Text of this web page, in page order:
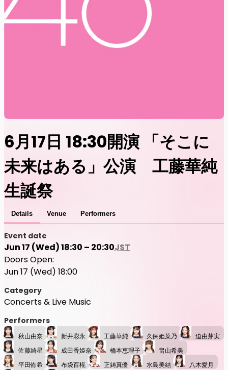
6月17日 18:30開演 「そこに
未来はある」公演 工藤華純
生誕祭
Details Venue Performers
Event date
Jun 17 (Wed) 18:30 – 20:30JST
Doors Open:
Jun 17 (Wed) 18:00
Category
Concerts & Live Music
Performers
秋山由奈 新井彩永 工藤華純 久保姫菜乃
迫由芽実
佐藤綺星
成田香姫奈 橋本恵理子
畠山希美
平田侑希
布袋百椛 正鋳真優 水島美結
八木愛月